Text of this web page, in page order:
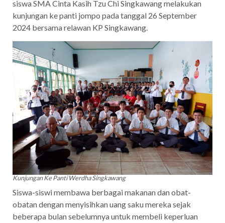
siswa SMA Cinta Kasih Tzu Chi Singkawang melakukan
kunjungan ke panti jompo pada tanggal 26 September
2024 bersama relawan KP Singkawang.
Kunjungan Ke Panti Werdha Singkawang
Siswa-siswi membawa berbagai makanan dan obat-
obatan dengan menyisihkan uang saku mereka sejak
beberapa bulan sebelumnya untuk membeli keperluan